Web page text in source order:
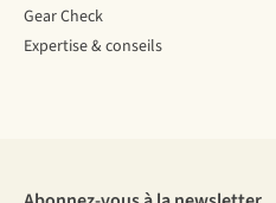
Gear Check
Expertise & conseils